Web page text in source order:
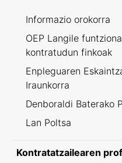
Informazio orokorra
OEP Langile
kontratudun finkoak
Enpleguaren
Iraunkorra
Denboraldi Baterako
Lan Poltsa
Kontratatzailearen